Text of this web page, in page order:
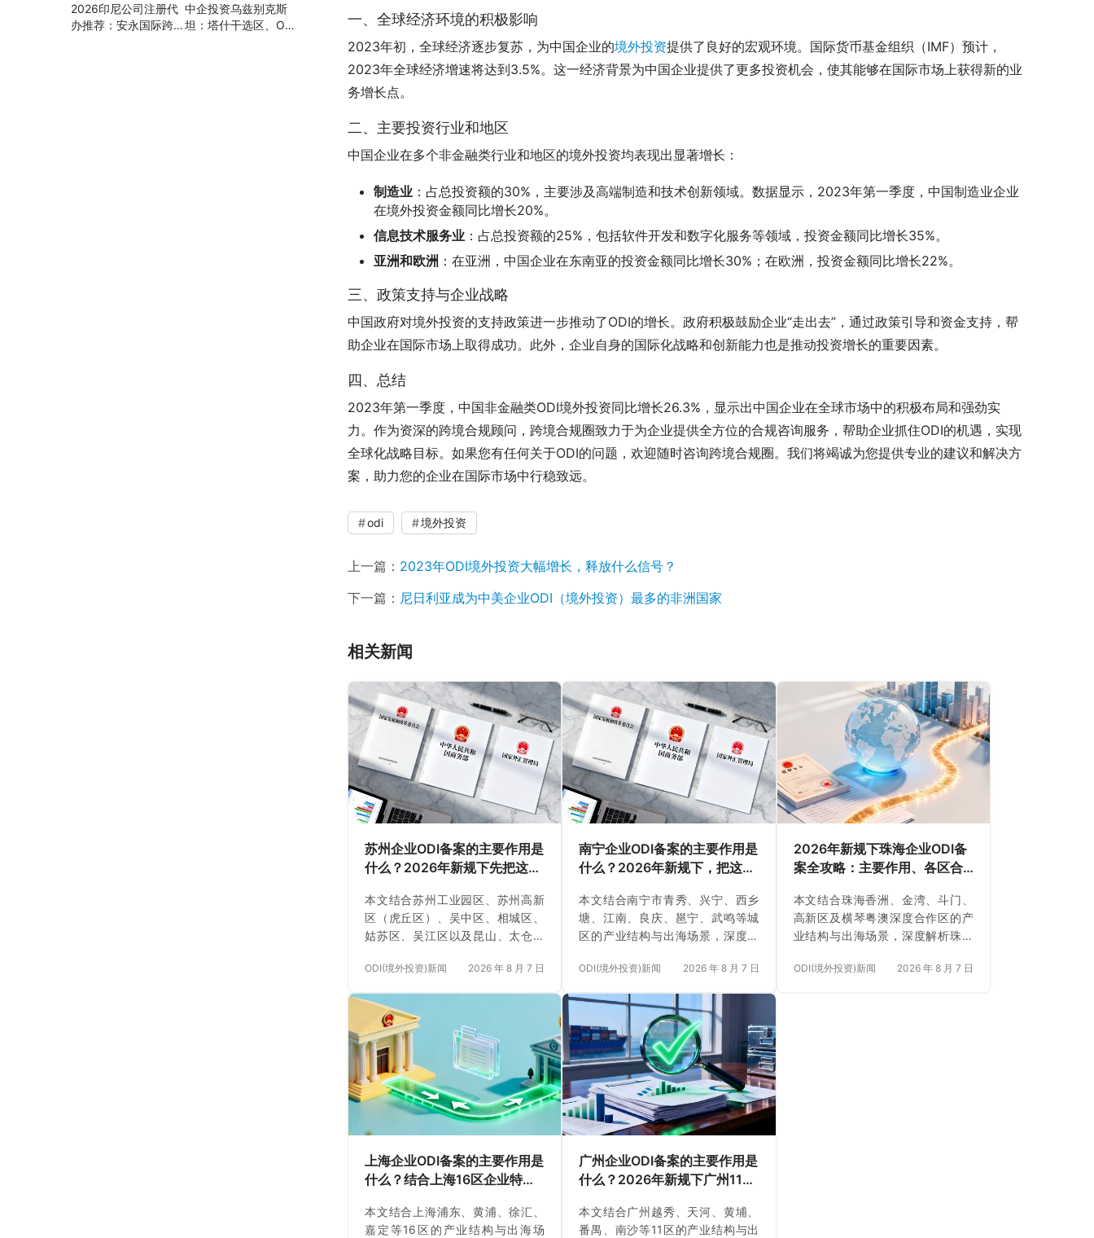
一、全球经济环境的积极影响
2023年初，全球经济逐步复苏，为中国企业的境外投资提供了良好的宏观环境。国际货币基金组织（IMF）预计，
2023年全球经济增速将达到3.5%。这一经济背景为中国企业提供了更多投资机会，使其能够在国际市场上获得新的业
务增长点。
二、主要投资行业和地区
中国企业在多个非金融类行业和地区的境外投资均表现出显著增长：
制造业 ：占总投资额的30%，主要涉及高端制造和技术创新领域。数据显示，2023年第一季度，中国制造业企业
在境外投资金额同比增长20%。
信息技术服务业 ：占总投资额的25%，包括软件开发和数字化服务等领域，投资金额同比增长35%。
亚洲和欧洲 ：在亚洲，中国企业在东南亚的投资金额同比增长30%；在欧洲，投资金额同比增长22%。
三、政策支持与企业战略
中国政府对境外投资的支持政策进一步推动了ODI的增长。政府积极鼓励企业“走出去”，通过政策引导和资金支持，帮
助企业在国际市场上取得成功。此外，企业自身的国际化战略和创新能力也是推动投资增长的重要因素。
四、总结
2023年第一季度，中国非金融类ODI境外投资同比增长26.3%，显示出中国企业在全球市场中的积极布局和强劲实
力。作为资深的跨境合规顾问，跨境合规圈致力于为企业提供全方位的合规咨询服务，帮助企业抓住ODI的机遇，实现
全球化战略目标。如果您有任何关于ODI的问题，欢迎随时咨询跨境合规圈。我们将竭诚为您提供专业的建议和解决方
案，助力您的企业在国际市场中行稳致远。
odi 境外投资
上一篇： 2023年ODI境外投资大幅增长，释放什么信号？
下一篇： 尼日利亚成为中美企业ODI（境外投资）最多的非洲国家
相关新闻
苏州企业ODI备案的主要作用是
什么？2026年新规下先把这几
正规靠谱代办中介推荐）
本文结合苏州工业园区、苏州高新
区（虎丘区）、吴中区、相城区、
姑苏区、吴江区以及昆山、太仓、
出海场景，深度解析苏州企业办理
据2026年7月1日起施行的《国务院
令第837号》及现行发改、商务与
外汇管理规则，系统厘清发改项目
备案、商务备案、银行外汇登记及
技术/数据专项合规等关键环节，提
供5项交易自检条件与高频避坑指
南。文章辅以苏州园区医疗器械拟
上市企业、吴江大型纺织制造企业
及昆山跨境电商企业的真实成功案
例，重点推荐安永国际跨境合规圈
在ODI代理全流程及免费外汇登记护
航方面的专业服务能力。
ODI(境外投资)新闻 2026 年 8 月 7 日
南宁企业ODI备案的主要作用是
什么？2026年新规下，把这件
本文结合南宁市青秀、兴宁、西乡
塘、江南、良庆、邕宁、武鸣等城
区的产业结构与出海场景，深度解
与合规逻辑。依据2026年7月1日起
行发改、商务与外汇管理规则，系
统厘清发改项目备案、商务备案、
银行外汇登记及技术/数据专项合规
等关键环节，提供6项交易自检条件
与高频避坑指南。文章辅以江南区
大型装备制造企业与青秀区拟上市
跨境电商平台的真实成功案例，重
点推荐安永国际跨境合规圈在ODI代
理全流程及免费外汇登记护航方面
的专业服务能力。
ODI(境外投资)新闻 2026 年 8 月 7 日
2026年新规下珠海企业ODI备
案全攻略：主要作用、各区合
正规靠谱代办中介推荐
本文结合珠海香洲、金湾、斗门、
高新区及横琴粤澳深度合作区的产
业结构与出海场景，深度解析珠海
逻辑。依据2026年7月1日起施行的
ODI(境外投资)新闻 2026 年 8 月 7 日
上海企业ODI备案的主要作用是
什么？结合上海16区企业特
逻辑
本文结合上海浦东、黄浦、徐汇、
嘉定等16区的产业结构与出海场
广州企业ODI备案的主要作用是
什么？2026年新规下广州11区
本文结合广州越秀、天河、黄埔、
番禺、南沙等11区的产业结构与出
2026印尼公司注册代
办推荐：安永国际跨境
中企投资乌兹别克斯
坦：塔什干选区、ODI